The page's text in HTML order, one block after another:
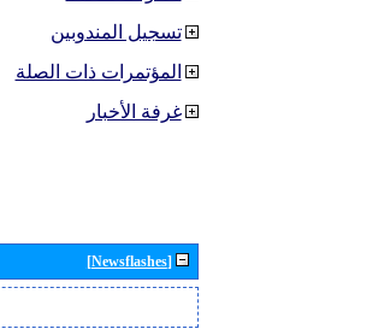
تسجيل المندوبين
المؤتمرات ذات الصلة
غرفة الأخبار
[Newsflashes]